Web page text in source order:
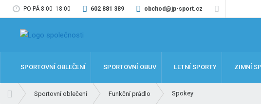
PO-PÁ 8:00 -18:00 602 881 389 obchod@jp-sport.cz
SPORTOVNÍ OBLEČENÍ SPORTOVNÍ OBUV LETNÍ SPORTY ZIMNÍ
Sportovní oblečení Funkční prádlo Spokey